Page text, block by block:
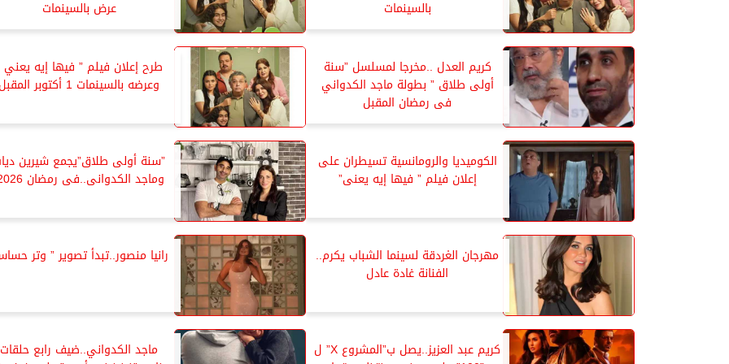
بالسينمات
عرض بالسينمات
كريم العدل ..مخرجا لمسلسل ”سنة
أولى طلاق ” بطولة ماجد الكدواني
فى رمضان المقبل
طرح إعلان فيلم ” فيها إيه يعني
وعرضه بالسينمات 1 أكتوبر المقبل
الكوميديا والرومانسية تسيطران على
إعلان فيلم ” فيها إيه يعنى”
”سنة أولى طلاق”يجمع شيرين
وماجد الكدوانى..فى رمضان 2026،
مهرجان الغردقة لسينما الشباب يكرم..
الفنانة غادة عادل
رانيا منصور..تبدأ تصوير ” وتر
كريم عبد العزيز..يصل ب”المشروع X” ل
ماجد الكدواني..ضيف رابع حلقات